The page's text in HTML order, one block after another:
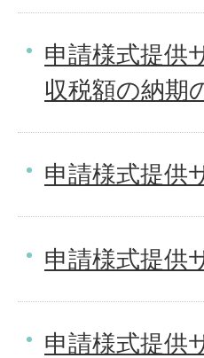
申請様式提供
収税額の納期
申請様式提供
申請様式提供
申請様式提供